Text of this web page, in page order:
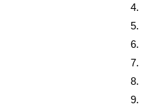
4.
5.
6.
7.
8.
9.